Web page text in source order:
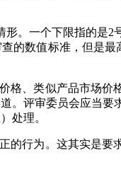
。一个下限指的是2
的数值标准，但是最
格、类似产品市场价
。评审委员会应当要
处理。
的行为。这其实是要